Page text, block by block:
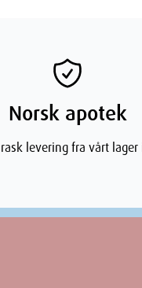
Norsk apotek
levering fra vårt lager